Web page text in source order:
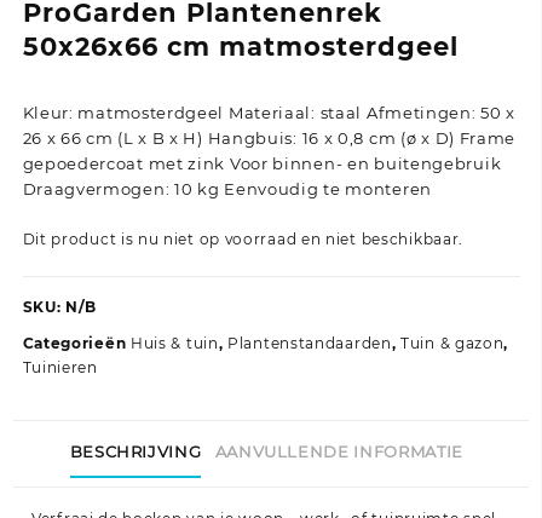
ProGarden Plantenenrek
50x26x66 cm matmosterdgeel
Kleur: matmosterdgeel Materiaal: staal Afmetingen: 50 x
26 x 66 cm (L x B x H) Hangbuis: 16 x 0,8 cm (ø x D) Frame
gepoedercoat met zink Voor binnen- en buitengebruik
Draagvermogen: 10 kg Eenvoudig te monteren
Dit product is nu niet op voorraad en niet beschikbaar.
SKU: N/B
Categorieën Huis & tuin, Plantenstandaarden,Tuin & gazon,
Tuinieren
BESCHRIJVING AANVULLENDE INFORMATIE